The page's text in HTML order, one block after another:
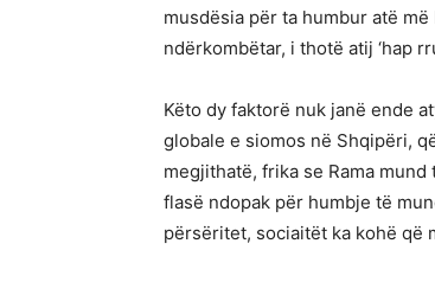
musdësia për ta humbur atë
ndërkombëtar, i thotë atij ‘hap
Këto dy faktorë nuk janë ende
globale e siomos në Shqipëri,
megjithatë, frika se Rama
flasë ndopak për humbje të
përsëritet, sociaitët ka kohë që